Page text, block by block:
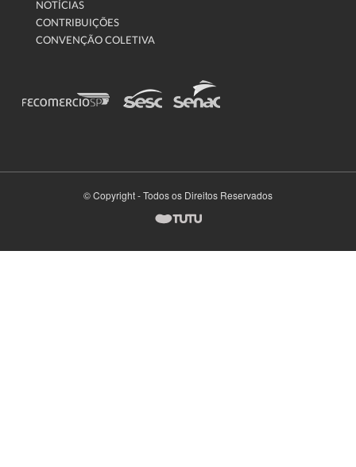
NOTÍCIAS
CONTRIBUIÇÕES
CONVENÇÃO COLETIVA
© Copyright - Todos os Direitos Reservados